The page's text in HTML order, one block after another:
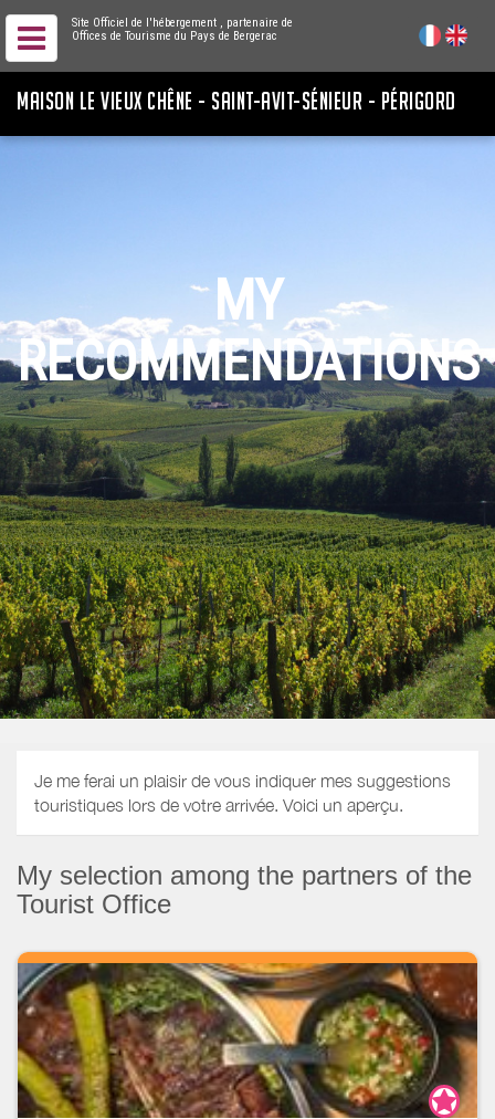
Site Officiel de l'hébergement , partenaire de
Offices de Tourisme du Pays de Bergerac
MAISON LE VIEUX CHÊNE - SAINT-AVIT-SÉNIEUR - PÉRIGORD
MY
RECOMMENDATIONS
Je me ferai un plaisir de vous indiquer mes suggestions
touristiques lors de votre arrivée. Voici un aperçu.
My selection among the partners of the
Tourist Office